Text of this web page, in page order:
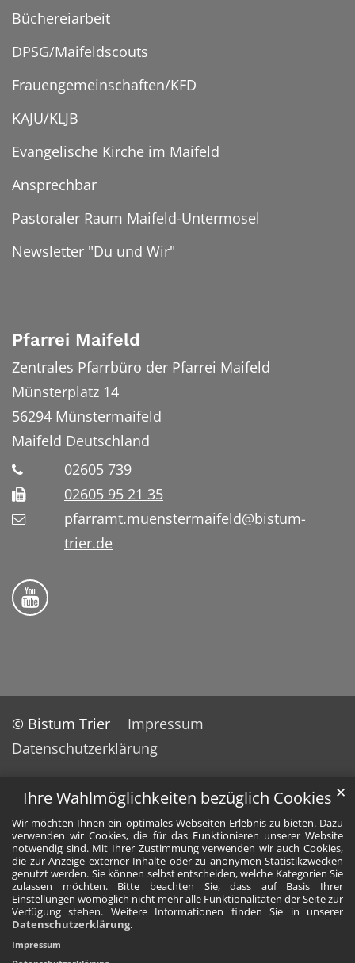
Ihre Wahlmöglichkeiten bezüglich Cookies
Wir möchten Ihnen ein optimales Webseiten-Erlebnis zu bieten. Dazu
verwenden wir Cookies, die für das Funktionieren unserer Website
notwendig sind. Mit Ihrer Zustimmung verwenden wir auch Cookies,
die zur Anzeige externer Inhalte oder zu anonymen Statistikzwecken
genutzt werden. Sie können selbst entscheiden, welche Kategorien Sie
zulassen möchten. Bitte beachten Sie, dass auf Basis Ihrer
Einstellungen womöglich nicht mehr alle Funktionalitäten der Seite zur
Verfügung stehen. Weitere Informationen finden Sie in unserer
Datenschutzerklärung.
✕
Impressum
Büchereiarbeit
DPSG/Maifeldscouts
Frauengemeinschaften/KFD
KAJU/KLJB
Evangelische Kirche im Maifeld
Ansprechbar
Pastoraler Raum Maifeld-Untermosel
Newsletter "Du und Wir"
Pfarrei Maifeld
Zentrales Pfarrbüro der Pfarrei Maifeld
Münsterplatz 14
56294 Münstermaifeld
Maifeld Deutschland
02605 739
02605 95 21 35
pfarramt.muenstermaifeld@bistum-
trier.de
Folge uns auf YouTube
© Bistum Trier
Impressum
Datenschutzerklärung